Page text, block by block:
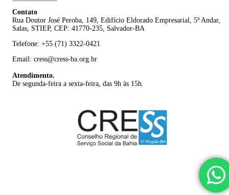
Contato
Rua Doutor José Peroba, 149, Edifício Eldorado Empresarial, 5º Andar,
Salas, STIEP, CEP: 41770-235, Salvador-BA
Telefone: +55 (71) 3322-0421
Email: cress@cress-ba.org.br
Atendimento.
De segunda-feira a sexta-feira, das 9h às 15h.